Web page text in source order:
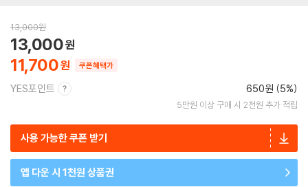
13,000원
11,700
13,000
쿠폰혜택가
YES포인트 650원 (5%)
5만원 이상 구매 시 2천원 추가 적립
사용 가능한 쿠폰 받기
앱 다운 시 1천원 상품권